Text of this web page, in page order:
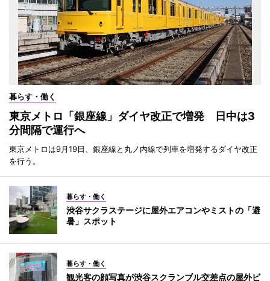
暮らす・働く
東京メトロ「銀座線」ダイヤ改正で増発 日中は3
分間隔で運行へ
東京メトロは9月19日、銀座線と丸ノ内線で列車を増発するダイヤ改正
を行う。
暮らす・働く
渋谷サクラステージに屋外エアコンやミストの「避
暑」スポット
暮らす・働く
観光客の顔写真が渋谷スクランブル交差点の屋外ビ